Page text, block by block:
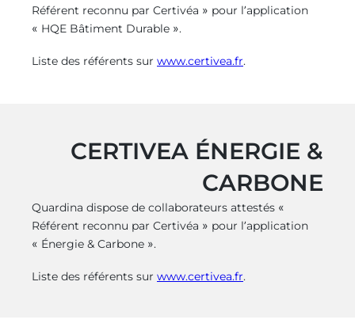
Référent reconnu par Certivéa » pour l’application
« HQE Bâtiment Durable ».
Liste des référents sur www.certivea.fr.
CERTIVEA ÉNERGIE &
CARBONE
Quardina dispose de collaborateurs attestés «
Référent reconnu par Certivéa » pour l’application
« Énergie & Carbone ».
Liste des référents sur www.certivea.fr.